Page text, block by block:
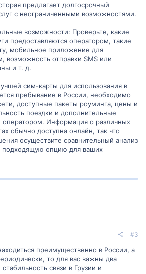
предлагает долгосрочный
с неограниченными возможностями.
возможности: Проверьте, какие
предоставляются оператором, такие
мобильное приложение для
возможность отправки SMS или
и т. д.
сим-карты для использования в
пребывание в России, необходимо
доступные пакеты роуминга, цены и
поездки и дополнительные
оператором. Информация о различных
обычно доступна онлайн, так что
осуществите сравнительный анализ
подходящую опцию для ваших
#3
преимущественно в России, а
то для вас важны два
связи в Грузии и